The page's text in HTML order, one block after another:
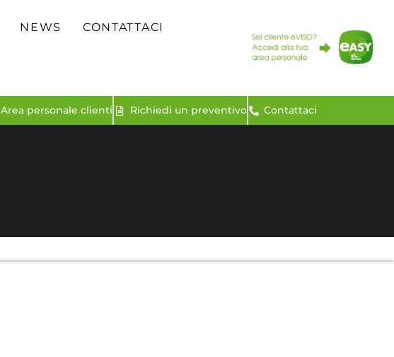
NEWS CONTATTACI
Area personale clienti Richiedi un preventivo Contattaci